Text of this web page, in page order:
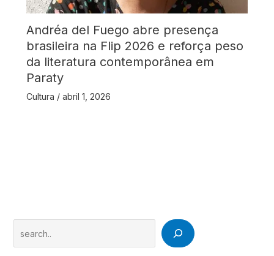
Andréa del Fuego abre presença
brasileira na Flip 2026 e reforça peso
da literatura contemporânea em
Paraty
Cultura / abril 1, 2026